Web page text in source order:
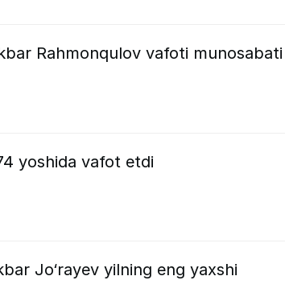
Rahmonqulov vafoti munosabati
yoshida vafot etdi
Jo‘rayev yilning eng yaxshi